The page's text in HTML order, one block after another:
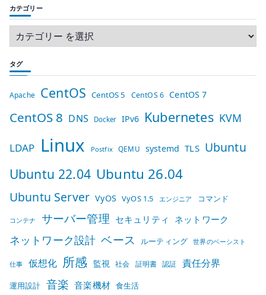
カテゴリー
タグ
Apache CentOS CentOS 5 CentOS 6 CentOS 7
CentOS 8 DNS Docker IPv6 Kubernetes KVM
LDAP Linux Postfix QEMU systemd TLS Ubuntu
Ubuntu 22.04 Ubuntu 26.04
Ubuntu Server VyOS VyOS 1.5 エンジニア コマンド
コンテナ サーバー管理 セキュリティ ネットワーク
ネットワーク設計 ベース ルーティング 世界のベーシスト
仕事 仮想化 所感 監視 社会 証明書 認証 責任分界
運用設計 音楽 音楽機材 食生活